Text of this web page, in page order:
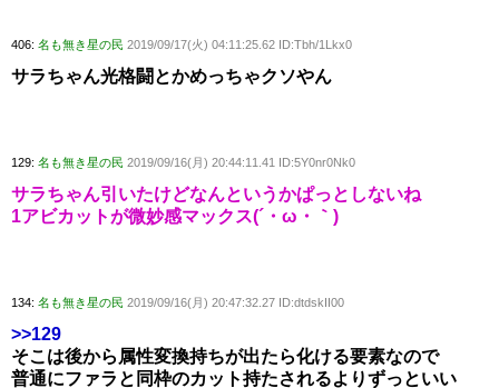
406: 名も無き星の民 2019/09/17(火) 04:11:25.62 ID:Tbh/1Lkx0
サラちゃん光格闘とかめっちゃクソやん
129: 名も無き星の民 2019/09/16(月) 20:44:11.41 ID:5Y0nr0Nk0
サラちゃん引いたけどなんというかぱっとしないね
1アビカットが微妙感マックス(´・ω・｀)
134: 名も無き星の民 2019/09/16(月) 20:47:32.27 ID:dtdskII00
>>129
そこは後から属性変換持ちが出たら化ける要素なので
普通にファラと同枠のカット持たされるよりずっといい